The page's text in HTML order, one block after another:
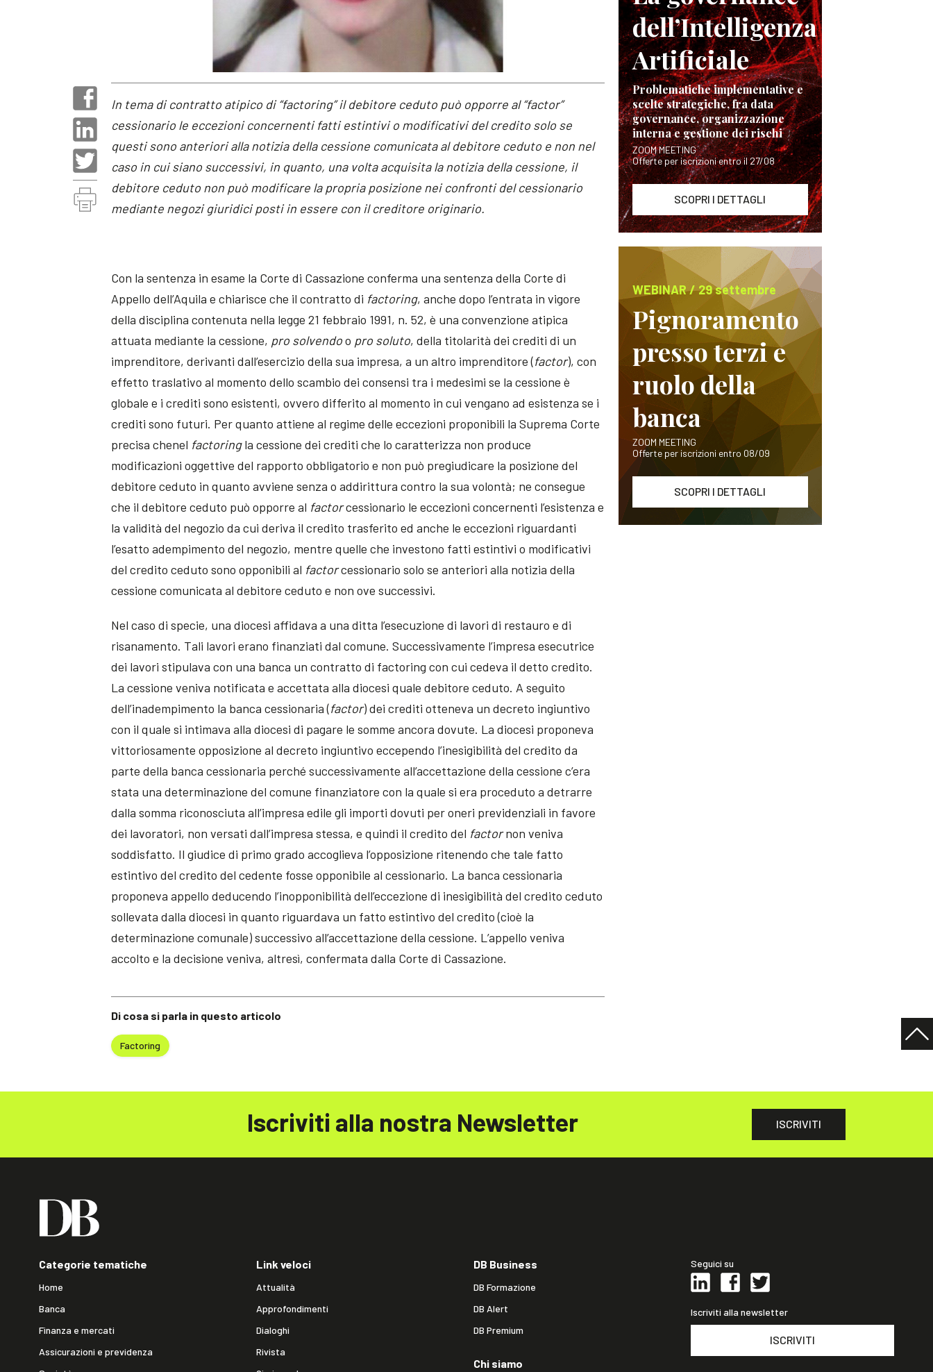
Di cosa si parla in questo articolo
Factoring
In tema di contratto atipico di “factoring” il debitore ceduto può opporre al “factor”
cessionario le eccezioni concernenti fatti estintivi o modificativi del credito solo se
questi sono anteriori alla notizia della cessione comunicata al debitore ceduto e non nel
caso in cui siano successivi, in quanto, una volta acquisita la notizia della cessione, il
debitore ceduto non può modificare la propria posizione nei confronti del cessionario
mediante negozi giuridici posti in essere con il creditore originario.
Con la sentenza in esame la Corte di Cassazione conferma una sentenza della Corte di
Appello dell’Aquila e chiarisce che il contratto di factoring, anche dopo l’entrata in vigore
della disciplina contenuta nella legge 21 febbraio 1991, n. 52, è una convenzione atipica
attuata mediante la cessione, pro solvendoo pro soluto, della titolarità dei crediti di un
imprenditore, derivanti dall’esercizio della sua impresa, a un altro imprenditore (factor), con
effetto traslativo al momento dello scambio dei consensi tra i medesimi se la cessione è
globale e i crediti sono esistenti, ovvero differito al momento in cui vengano ad esistenza se i
crediti sono futuri. Per quanto attiene al regime delle eccezioni proponibili la Suprema Corte
precisa chenel factoringla cessione dei crediti che lo caratterizza non produce
modificazioni oggettive del rapporto obbligatorio e non può pregiudicare la posizione del
debitore ceduto in quanto avviene senza o addirittura contro la sua volontà; ne consegue
che il debitore ceduto può opporre al factorcessionario le eccezioni concernenti l’esistenza e
la validità del negozio da cui deriva il credito trasferito ed anche le eccezioni riguardanti
l’esatto adempimento del negozio, mentre quelle che investono fatti estintivi o modificativi
del credito ceduto sono opponibili al factorcessionario solo se anteriori alla notizia della
cessione comunicata al debitore ceduto e non ove successivi.
Nel caso di specie, una diocesi affidava a una ditta l’esecuzione di lavori di restauro e di
risanamento. Tali lavori erano finanziati dal comune. Successivamente l’impresa esecutrice
dei lavori stipulava con una banca un contratto di factoring con cui cedeva il detto credito.
La cessione veniva notificata e accettata alla diocesi quale debitore ceduto. A seguito
dell’inadempimento la banca cessionaria (factor) dei crediti otteneva un decreto ingiuntivo
con il quale si intimava alla diocesi di pagare le somme ancora dovute. La diocesi proponeva
vittoriosamente opposizione al decreto ingiuntivo eccependo l’inesigibilità del credito da
parte della banca cessionaria perché successivamente all’accettazione della cessione c’era
stata una determinazione del comune finanziatore con la quale si era proceduto a detrarre
dalla somma riconosciuta all’impresa edile gli importi dovuti per oneri previdenziali in favore
dei lavoratori, non versati dall’impresa stessa, e quindi il credito del factornon veniva
soddisfatto. Il giudice di primo grado accoglieva l’opposizione ritenendo che tale fatto
estintivo del credito del cedente fosse opponibile al cessionario. La banca cessionaria
proponeva appello deducendo l’inopponibilità dell’eccezione di inesigibilità del credito ceduto
sollevata dalla diocesi in quanto riguardava un fatto estintivo del credito (cioè la
determinazione comunale) successivo all’accettazione della cessione. L’appello veniva
accolto e la decisione veniva, altresì, confermata dalla Corte di Cassazione.
dell’Intelligenza
Artificiale
Problematiche implementative e
scelte strategiche, fra data
governance, organizzazione
interna e gestione dei rischi
ZOOM MEETING
Offerte per iscrizioni entro il 27/08
SCOPRI I DETTAGLI
WEBINAR / 29 settembre
Pignoramento
presso terzi e
ruolo della
banca
ZOOM MEETING
Offerte per iscrizioni entro 08/09
SCOPRI I DETTAGLI
Iscriviti alla nostra Newsletter ISCRIVITI
Categorie tematiche
Home
Banca
Finanza e mercati
Assicurazioni e previdenza
Link veloci
Attualità
Approfondimenti
Dialoghi
Rivista
DB Business
DB Formazione
DB Alert
DB Premium
Chi siamo
Seguici su
Iscriviti alla newsletter
ISCRIVITI